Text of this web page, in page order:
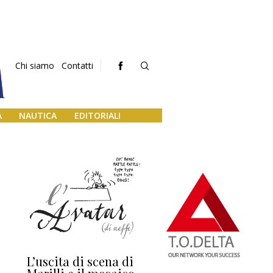
Chi siamo Contatti
NAUTICA EDITORIALI
L’uscita di scena di Darsena a Europa,